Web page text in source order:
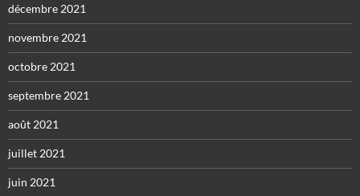
décembre 2021
novembre 2021
octobre 2021
septembre 2021
août 2021
juillet 2021
juin 2021